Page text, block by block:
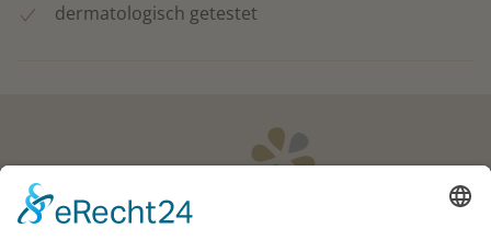
dermatologisch getestet